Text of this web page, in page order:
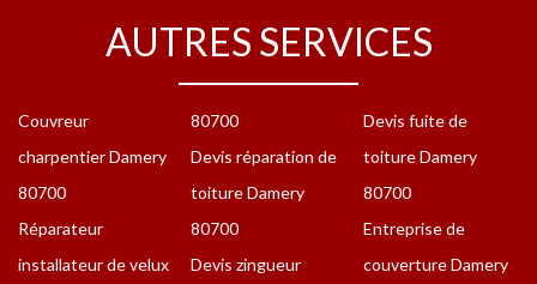
AUTRES SERVICES
Couvreur
charpentier Damery
80700
Réparateur
installateur de velux
80700
Devis réparation de
toiture Damery
80700
Devis zingueur
Devis fuite de
toiture Damery
80700
Entreprise de
couverture Damery